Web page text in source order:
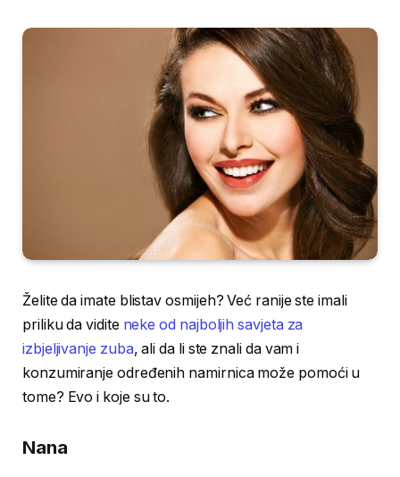
Želite da imate blistav osmijeh? Već ranije ste imali
priliku da vidite neke od najboljih savjeta za
izbjeljivanje zuba, ali da li ste znali da vam i
konzumiranje određenih namirnica može pomoći u
tome? Evo i koje su to.
Nana